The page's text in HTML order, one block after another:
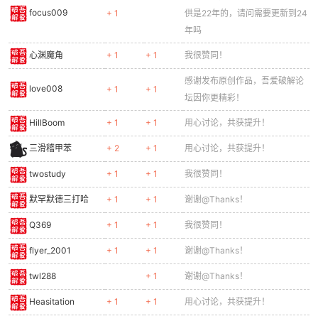
focus009 + 1
供是22年的，请问需要更新到24
年吗
心渊魔角 + 1 + 1 我很赞同！
love008 + 1 + 1
感谢发布原创作品，吾爱破解论
坛因你更精彩！
HillBoom + 1 + 1 用心讨论，共获提升！
三滑稽甲苯 + 2 + 1 用心讨论，共获提升！
twostudy + 1 + 1 我很赞同！
默罕默德三打哈 + 1 + 1 谢谢@Thanks！
Q369 + 1 + 1 我很赞同！
flyer_2001 + 1 + 1 谢谢@Thanks！
twl288 + 1 谢谢@Thanks！
Heasitation + 1 + 1 用心讨论，共获提升！